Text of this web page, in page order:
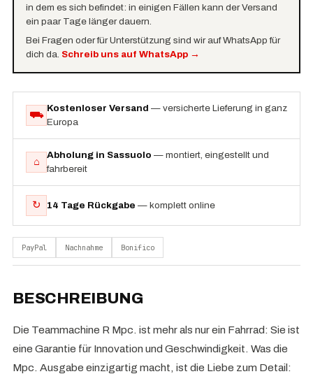
in dem es sich befindet: in einigen Fällen kann der Versand
ein paar Tage länger dauern.
Bei Fragen oder für Unterstützung sind wir auf WhatsApp für
dich da. Schreib uns auf WhatsApp→
⛟
Kostenloser Versand — versicherte Lieferung in ganz
Europa
⌂
Abholung in Sassuolo — montiert, eingestellt und
fahrbereit
↻ 14 Tage Rückgabe — komplett online
PayPal Nachnahme Bonifico
BESCHREIBUNG
Die Teammachine R Mpc. ist mehr als nur ein Fahrrad: Sie ist
eine Garantie für Innovation und Geschwindigkeit. Was die
Mpc. Ausgabe einzigartig macht, ist die Liebe zum Detail: